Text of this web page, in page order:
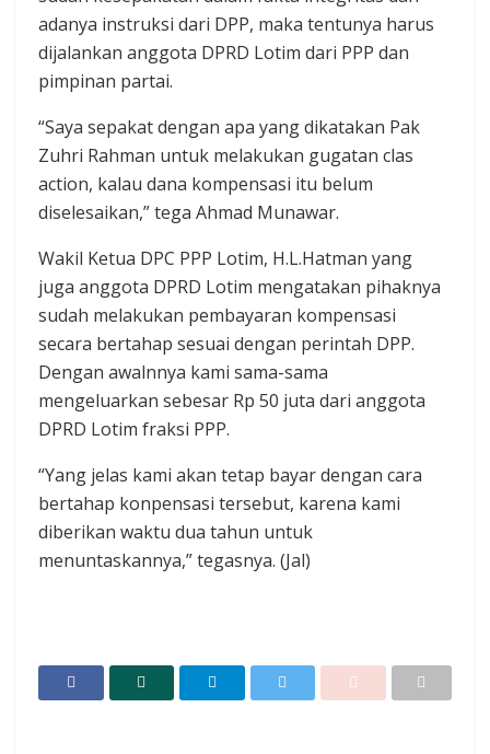
adanya instruksi dari DPP, maka tentunya harus
dijalankan anggota DPRD Lotim dari PPP dan
pimpinan partai.‎‎
“Saya sepakat dengan apa yang dikatakan Pak
Zuhri Rahman untuk melakukan gugatan clas
action, kalau dana kompensasi itu belum
diselesaikan,” tega Ahmad Munawar.
Wakil Ketua DPC PPP Lotim, H.L.Hatman yang
juga anggota DPRD Lotim mengatakan pihaknya
sudah melakukan pembayaran kompensasi
secara bertahap sesuai dengan perintah DPP.
Dengan awalnnya kami sama-sama
mengeluarkan sebesar Rp 50 juta dari anggota
DPRD Lotim fraksi PPP.
“Yang jelas kami akan tetap bayar dengan cara
bertahap konpensasi tersebut, karena kami
diberikan waktu dua tahun untuk
menuntaskannya,” tegasnya. (Jal)